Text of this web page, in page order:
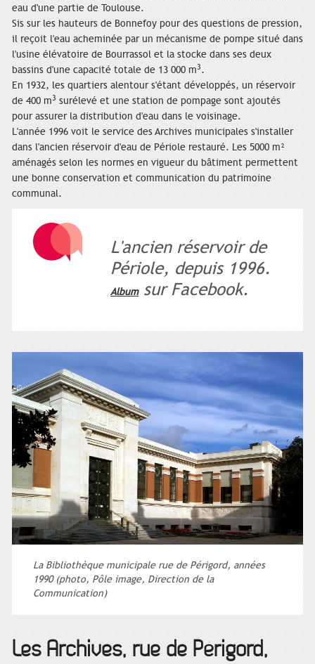
eau d'une partie de Toulouse.
Sis sur les hauteurs de Bonnefoy pour des questions de pression,
il reçoit l'eau acheminée par un mécanisme de pompe situé dans
l'usine élévatoire de Bourrassol et la stocke dans ses deux
bassins d'une capacité totale de 13 000 m3.
En 1932, les quartiers alentour s'étant développés, un réservoir
de 400 m3 surélevé et une station de pompage sont ajoutés
pour assurer la distribution d'eau dans le voisinage.
L'année 1996 voit le service des Archives municipales s'installer
dans l'ancien réservoir d'eau de Périole restauré. Les 5000 m²
aménagés selon les normes en vigueur du bâtiment permettent
une bonne conservation et communication du patrimoine
communal.
L'ancien réservoir de
Périole, depuis 1996.
Albumsur Facebook.
La Bibliothèque municipale rue de Périgord, années
1990 (photo, Pôle image, Direction de la
Communication)
Les Archives, rue de Périgord,